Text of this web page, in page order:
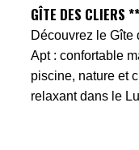
GÎTE DES CLIERS
Découvrez le Gîte
Apt : confortable
piscine, nature et
relaxant dans le